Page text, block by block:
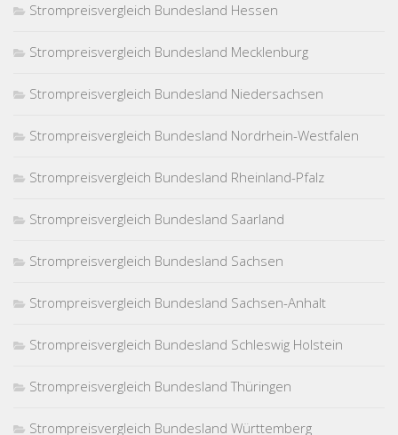
Strompreisvergleich Bundesland Hessen
Strompreisvergleich Bundesland Mecklenburg
Strompreisvergleich Bundesland Niedersachsen
Strompreisvergleich Bundesland Nordrhein-Westfalen
Strompreisvergleich Bundesland Rheinland-Pfalz
Strompreisvergleich Bundesland Saarland
Strompreisvergleich Bundesland Sachsen
Strompreisvergleich Bundesland Sachsen-Anhalt
Strompreisvergleich Bundesland Schleswig Holstein
Strompreisvergleich Bundesland Thüringen
Strompreisvergleich Bundesland Württemberg